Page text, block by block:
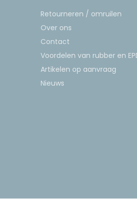
Retourneren / omruilen
Over ons
Contact
Voordelen van rubber en
Artikelen op aanvraag
Nieuws